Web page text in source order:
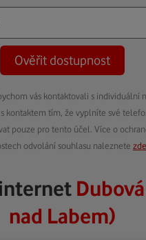
Ověřit dostupnost
vás kontaktovali s individuální
kontaktem tím, že vyplníte své
pouze pro tento účel. Více o
odvolání souhlasu naleznete zde
nad Labem)